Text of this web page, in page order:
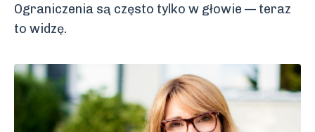
Ograniczenia są często tylko w głowie — teraz
to widzę.